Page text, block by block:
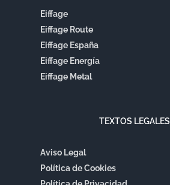
Eiffage
Eiffage Route
Eiffage España
Eiffage Energía
Eiffage Metal
TEXTOS LEGALES
Aviso Legal
Política de Cookies